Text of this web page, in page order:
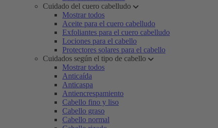
Cuidado del cuero cabelludo
Mostrar todos
Aceite para el cuero cabelludo
Exfoliantes para el cuero cabelludo
Lociones para el cabello
Protectores solares para el cabello
Cuidados según el tipo de cabello
Mostrar todos
Anticaída
Anticaspa
Antiencrespamiento
Cabello fino y liso
Cabello graso
Cabello normal